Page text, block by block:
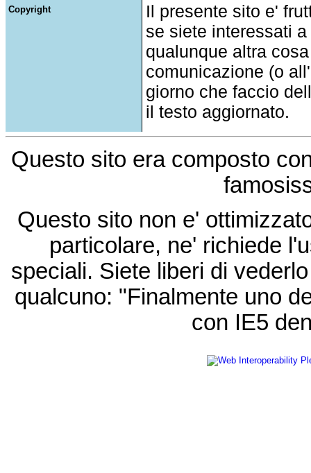
Copyright
Il presente sito e'
se siete interessati
qualunque altra
comunicazione (o
giorno che faccio
il testo aggiornato.
Questo sito era composto
Questo sito non e'
particolare, ne' richiede
speciali. Siete liberi di
qualcuno: "Finalmente uno
con IE5